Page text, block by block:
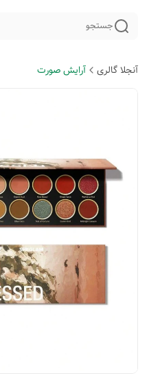
جستجو
آنجلا گالری آرایش صورت